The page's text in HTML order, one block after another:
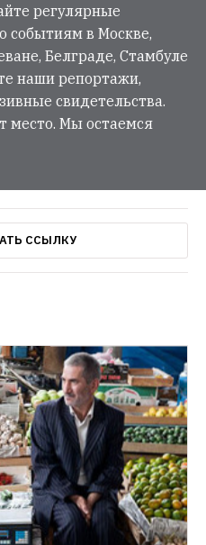
регулярные
событиям в Москве,
Белграде, Стамбуле
наши репортажи,
свидетельства.
место. Мы остаемся
ССЫЛКУ
музей На
квадратных
тематический